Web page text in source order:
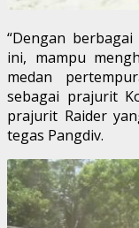
“Dengan
ini, mampu
medan
sebagai prajurit
prajurit Raider
tegas Pangdiv.